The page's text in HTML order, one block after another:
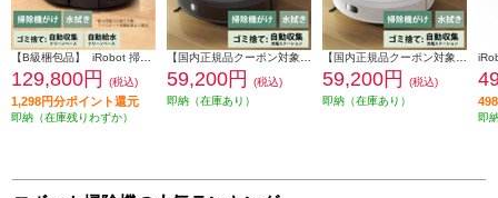
129,800円 (税込)
1,298円分ポイント還元
即納（在庫残りわずか）
59,200円
(税込)
即納（在庫あり）
59,200円
(税込)
即納（在庫あり）
即